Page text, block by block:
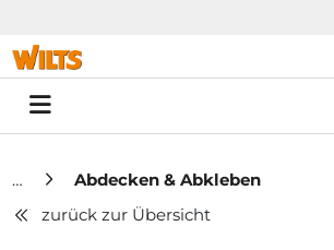
Abdecken & Abkleben
zurück zur Übersicht